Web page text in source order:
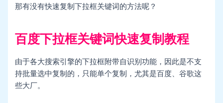
那有没有快速复制下拉框关键词的方法呢？
百度下拉框关键词快速复制教程
由于各大搜索引擎的下拉框附带自识别功能，因此是不支
持批量选中复制的，只能单个复制，尤其是百度、谷歌这
些大厂。